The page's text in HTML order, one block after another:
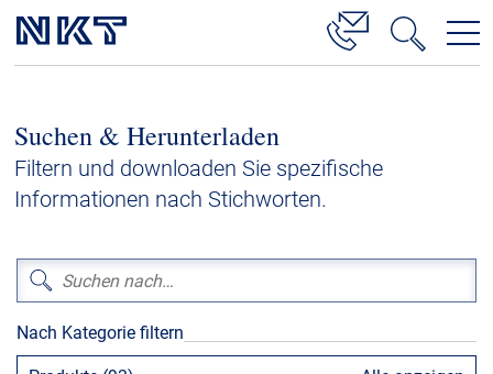
Hochspannung
Kabelservice
Niederspannung
Kabelgarnituren
Referenzen
Suchen & Herunterladen
Filtern und downloaden Sie spezifische
Informationen nach Stichworten.
Nach Kategorie filtern